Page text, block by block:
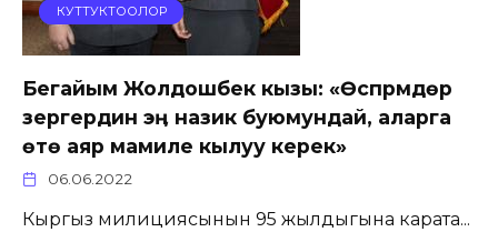
КУТТУКТООЛОР
Бегайым Жолдошбек кызы: «Өспүрүмдөр
зергердин эӊ назик буюмундай, аларга
өтө аяр мамиле кылуу керек»
06.06.2022
Кыргыз милициясынын 95 жылдыгына карата...